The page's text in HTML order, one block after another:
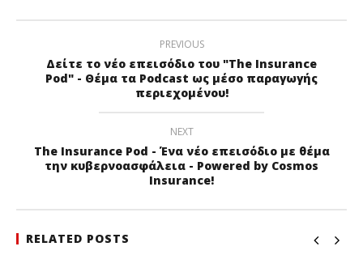
PREVIOUS
Δείτε το νέο επεισόδιο του "The Insurance
Pod" - Θέμα τα Podcast ως μέσο παραγωγής
περιεχομένου!
NEXT
The Insurance Pod - Ένα νέο επεισόδιο με θέμα
την κυβερνοασφάλεια - Powered by Cosmos
Insurance!
RELATED POSTS